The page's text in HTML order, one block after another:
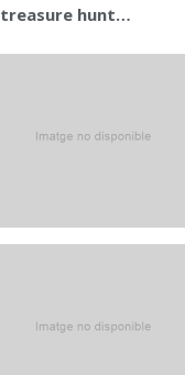
treasure hunt…